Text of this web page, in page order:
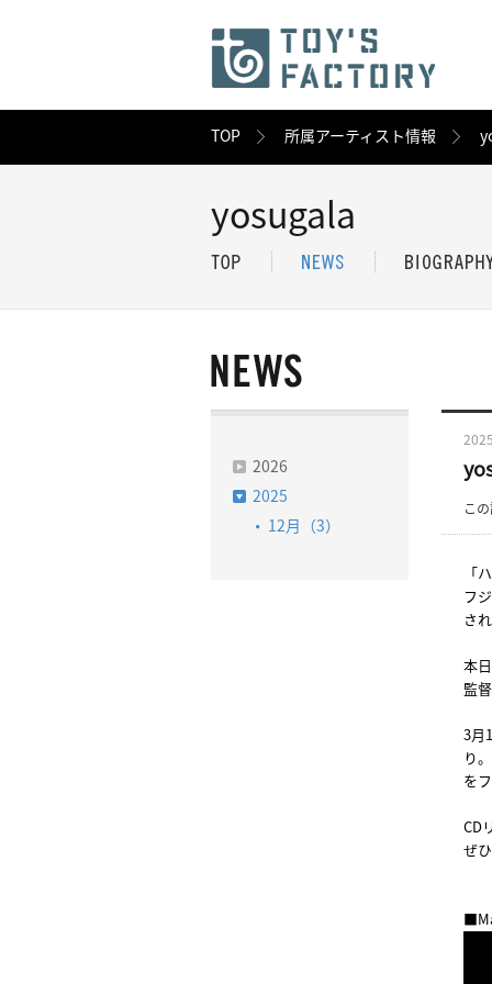
TOP 所属アーティスト情報
yosugala
2026
2025
12月（3）
こ
「
フ
され
本
監
3月
り
を
CD
ぜ